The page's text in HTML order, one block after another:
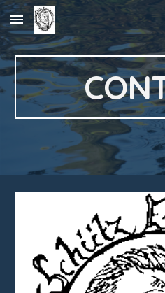
Skip to main content